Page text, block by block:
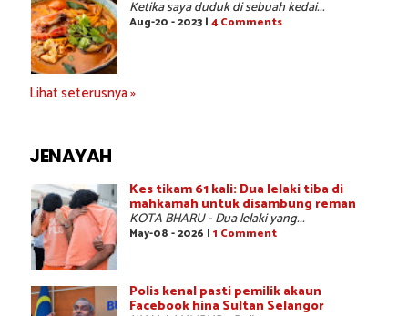
Ketika saya duduk di sebuah kedai...
Aug-20 - 2023 | 4 Comments
Lihat seterusnya »
JENAYAH
Kes tikam 61 kali: Dua lelaki tiba di
mahkamah untuk disambung reman
KOTA BHARU - Dua lelaki yang...
May-08 - 2026 | 1 Comment
Polis kenal pasti pemilik akaun
Facebook hina Sultan Selangor